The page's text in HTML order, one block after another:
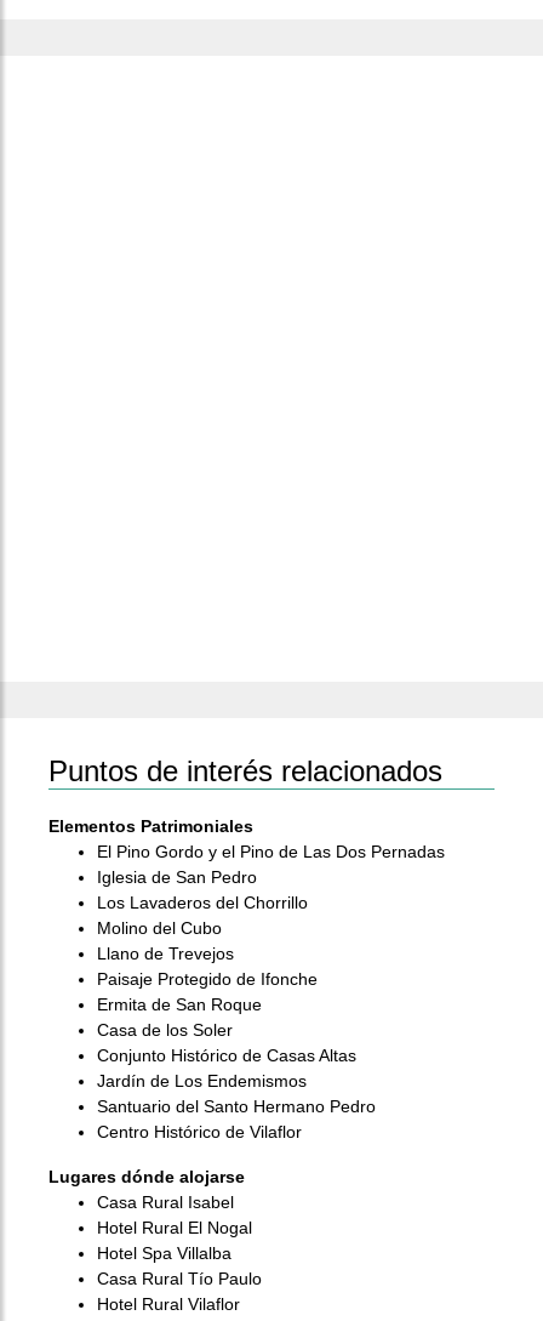
Puntos de interés relacionados
Elementos Patrimoniales
El Pino Gordo y el Pino de Las Dos Pernadas
Iglesia de San Pedro
Los Lavaderos del Chorrillo
Molino del Cubo
Llano de Trevejos
Paisaje Protegido de Ifonche
Ermita de San Roque
Casa de los Soler
Conjunto Histórico de Casas Altas
Jardín de Los Endemismos
Santuario del Santo Hermano Pedro
Centro Histórico de Vilaflor
Lugares dónde alojarse
Casa Rural Isabel
Hotel Rural El Nogal
Hotel Spa Villalba
Casa Rural Tío Paulo
Hotel Rural Vilaflor